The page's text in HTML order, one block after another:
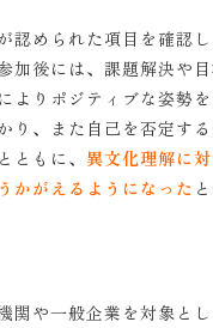
認められた項目を確認
加後には、課題解決や
よりポジティブな姿勢
り、また自己を否定す
ともに、 異文化理解に
かがえるようになった
関や一般企業を対象とし